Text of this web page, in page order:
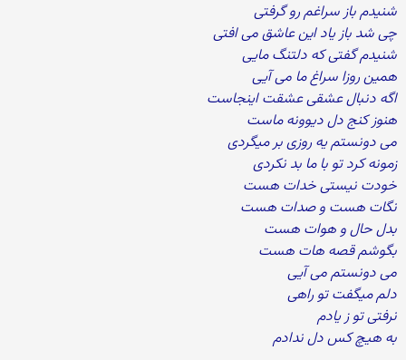
شنیدم باز سراغم رو گرفتی
چی شد باز یاد این عاشق می افتی
شنیدم گفتی که دلتنگ مایی
همین روزا سراغ ما می آیی
اگه دنبال عشقی عشقت اینجاست
هنوز کنج دل دیوونه ماست
می دونستم یه روزی بر میگردی
زمونه کرد تو با ما بد نکردی
خودت نیستی خدات هست
نگات هست و صدات هست
بدل حال و هوات هست
بگوشم قصه هات هست
می دونستم می آیی
دلم میگفت تو راهی
نرفتی تو ز یادم
به هیچ کس دل ندادم